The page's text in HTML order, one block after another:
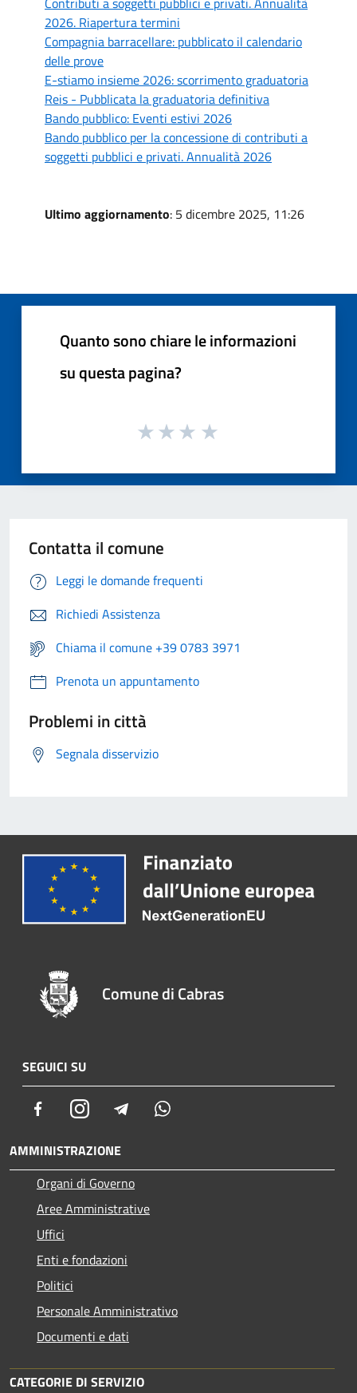
2026. Riapertura termini
Compagnia barracellare: pubblicato il calendario
delle prove
E-stiamo insieme 2026: scorrimento graduatoria
Reis - Pubblicata la graduatoria definitiva
Bando pubblico: Eventi estivi 2026
Bando pubblico per la concessione di contributi a
soggetti pubblici e privati. Annualità 2026
Ultimo aggiornamento: 5 dicembre 2025, 11:26
Quanto sono chiare le informazioni
su questa pagina?
Contatta il comune
Leggi le domande frequenti
Richiedi Assistenza
Chiama il comune +39 0783 3971
Prenota un appuntamento
Problemi in città
Segnala disservizio
Comune di Cabras
SEGUICI SU
FacebookInstagram Telegram
AMMINISTRAZIONE
Organi di Governo
Aree Amministrative
Uffici
Enti e fondazioni
Politici
Personale Amministrativo
Documenti e dati
CATEGORIE DI SERVIZIO